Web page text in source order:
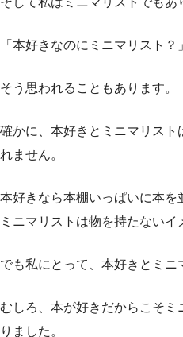
「本好きなのにミニマリスト？」
そう思われることもあります。
確かに、本好きとミニマリスト
れません。
本好きなら本棚いっぱいに本を
ミニマリストは物を持たないイ
でも私にとって、本好きとミニ
むしろ、本が好きだからこそ
りました。